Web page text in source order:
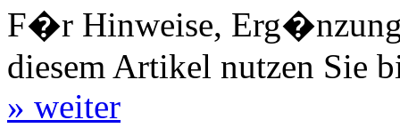
F�r Hinweise,
diesem Artikel nutzen Sie
» weiter